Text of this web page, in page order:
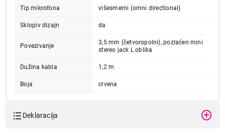
Tip mikrofona višesmerni (omni directional)
Sklopiv dizajn da
Povezivanje
3,5 mm (četvoropolni), pozlaćen mini
stereo jack L oblika
Dužina kabla 1,2 m
Boja crvena
Deklaracija